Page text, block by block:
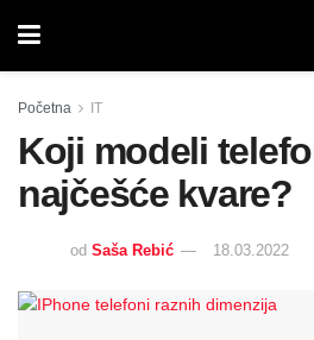
Početna IT
Koji modeli
najčešće kvare?
od Saša Rebić 18.03.2022